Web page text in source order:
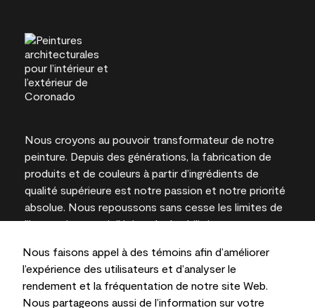
Nous faisons appel à des témoins afin d’améliorer
l’expérience des utilisateurs et d’analyser le
rendement et la fréquentation de notre site Web.
Nous partageons aussi de l’information sur votre
Nous croyons au pouvoir transformateur de notre
peinture. Depuis des générations, la fabrication de
produits et de couleurs à partir d’ingrédients de
qualité supérieure est notre passion et notre priorité
absolue. Nous repoussons sans cesse les limites de
l’innovation et privilégions la durabilité pour
l’expertise locale.